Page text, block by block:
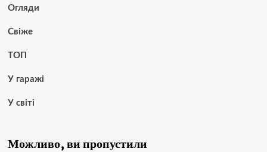
Огляди
Свіже
ТОП
У гаражі
У світі
Можливо, ви пропустили